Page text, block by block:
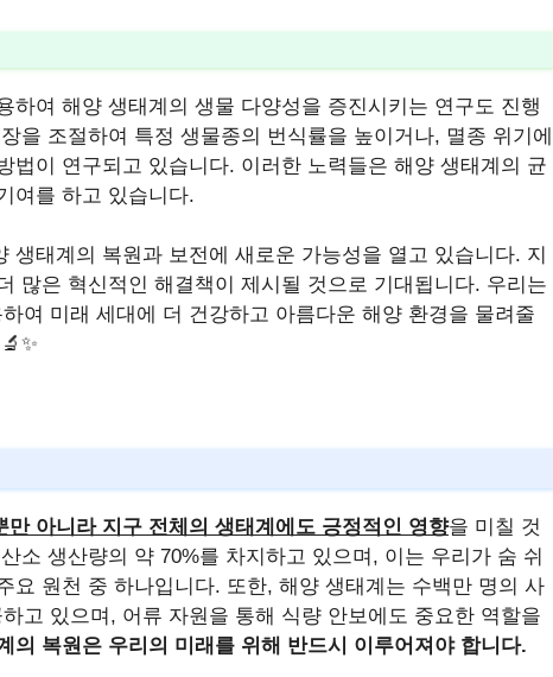
하여 해양 생태계의 생물 다양성을 증진시키는 연구도 진행
을 조절하여 특정 생물종의 번식률을 높이거나, 멸종 위기에
법이 연구되고 있습니다. 이러한 노력들은 해양 생태계의 균
여를 하고 있습니다.
생태계의 복원과 보전에 새로운 가능성을 열고 있습니다. 지
많은 혁신적인 해결책이 제시될 것으로 기대됩니다. 우리는
여 미래 세대에 더 건강하고 아름다운 해양 환경을 물려줄
만 아니라 지구 전체의 생태계에도 긍정적인 영향을 미칠 것
소 생산량의 약 70%를 차지하고 있으며, 이는 우리가 숨 쉬
요 원천 중 하나입니다. 또한, 해양 생태계는 수백만 명의 사
고 있으며, 어류 자원을 통해 식량 안보에도 중요한 역할을
의 복원은 우리의 미래를 위해 반드시 이루어져야 합니다.